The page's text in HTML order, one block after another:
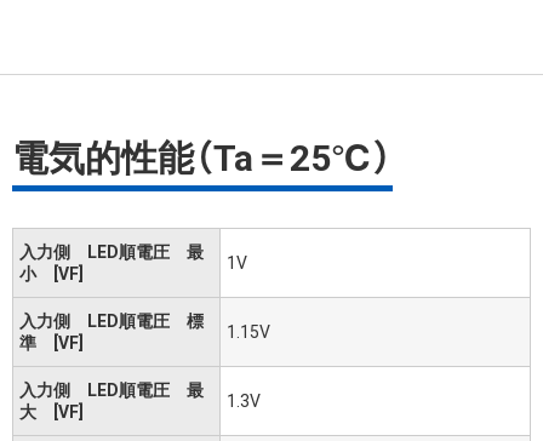
電気的性能（Ta＝25℃）
入力側 LED順電圧 最
小 [VF]
1V
入力側 LED順電圧 標
準 [VF]
1.15V
入力側 LED順電圧 最
大 [VF]
1.3V